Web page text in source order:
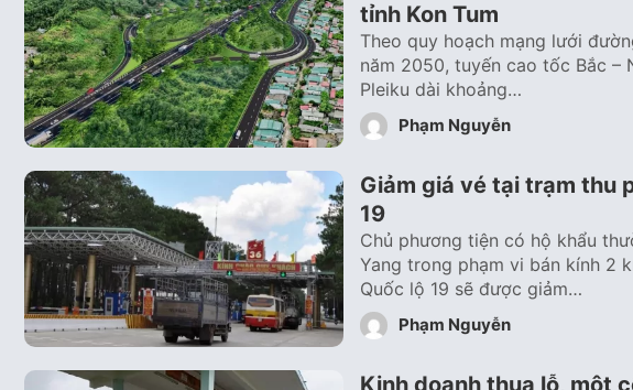
tỉnh Kon Tum
Theo quy hoạch mạng lưới
năm 2050, tuyến cao tốc Bắc –
Pleiku dài khoảng…
Phạm Nguyễn
Giảm giá vé tại trạm thu
19
Chủ phương tiện có hộ khẩu
Yang trong phạm vi bán kính 2
Quốc lộ 19 sẽ được giảm…
Phạm Nguyễn
Kinh doanh thua lỗ, một